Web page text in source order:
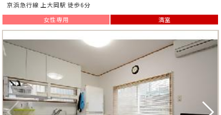
京浜急行線 上大岡駅 徒歩6分
女性専用
満室